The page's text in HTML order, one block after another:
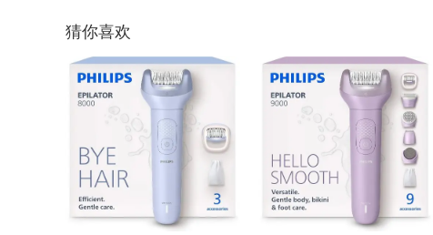
猜你喜欢